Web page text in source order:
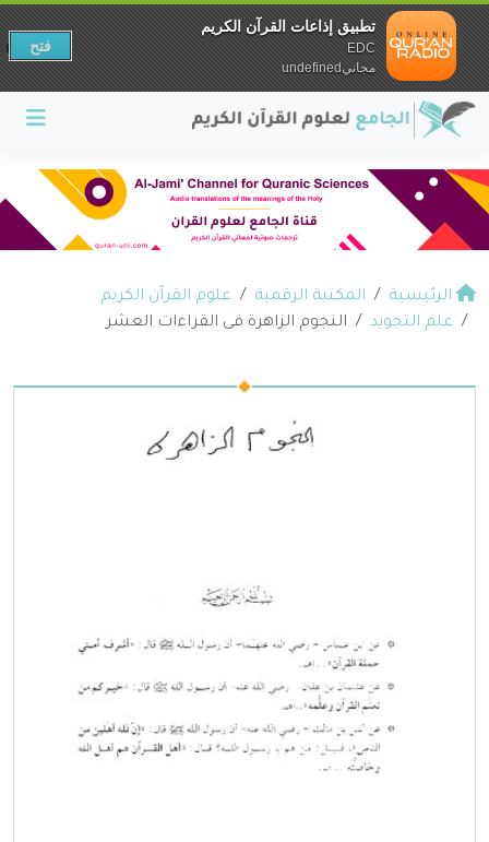
الرئيسية المكتبة الرقمية
علوم القرآن الكريم
علم التجويد
النجوم الزاهرة فى القراءات العشر
تطبيق إذاعات القرآن الكريم
EDC
مجانيundefined
فتح